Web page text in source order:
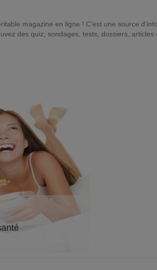
magazine en ligne ! C'est une source
des quiz, sondages, tests, dossiers, articles